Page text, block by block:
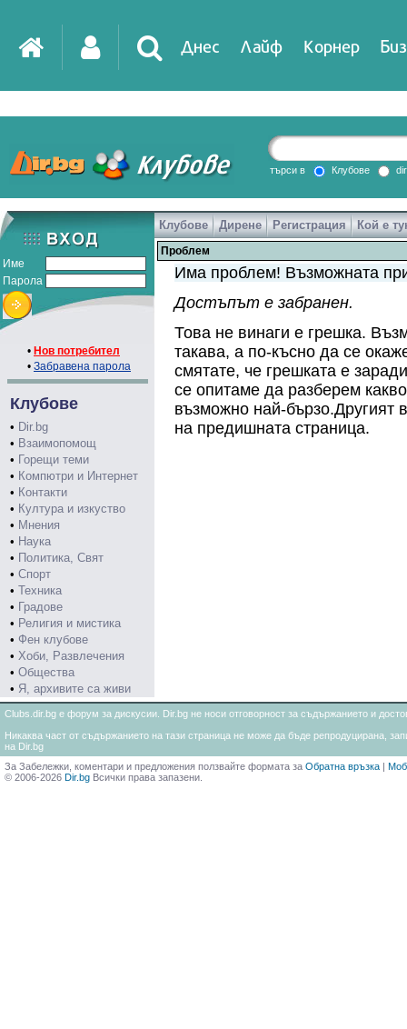
Днес Лайф Корнер
DirTV Impressio
Games
търси в Клубове
Име
Парола
• Нов потребител
• Забравена парола
Клубове
• Dir.bg
• Взаимопомощ
• Горещи теми
• Компютри и Интернет
• Контакти
• Култура и изкуство
• Мнения
• Наука
• Политика, Свят
• Спорт
• Техника
• Градове
• Религия и мистика
• Фен клубове
• Хоби, Развлечения
• Общества
• Я, архивите са живи
Клубове Дирене Регистрация Кой е
Проблем
Има проблем! Възможната
Достъпът е забранен.
Това не винаги е грешка.
такава, а по-късно да се
смятате, че грешката е
се опитаме да разберем
възможно най-бързо.Другият
на предишната страница.
Clubs.dir.bg е форум за дискусии. Dir.bg не носи отговорност за съдържанието и
Никаква част от съдържанието на тази страница не може да бъде репродуцирана,
на Dir.bg
За Забележки, коментари и предложения ползвайте формата за Обратна връзка |
© 2006-2026 Dir.bg Всички права запазени.